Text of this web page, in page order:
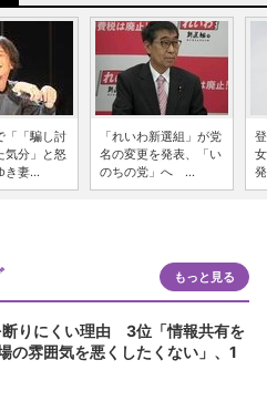
「「騙し討
気分」と怒
き妻...
「れいわ新選組」が党
名の変更を発表、「い
のちの党」へ ...
もっと見る
断りにくい理由 3位「情報共有を
の雰囲気を悪くしたくない」、1